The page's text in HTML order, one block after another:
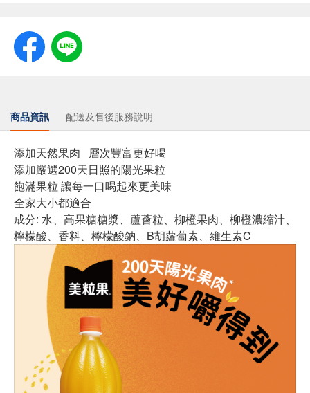
商品資訊 配送及售後服務說明
添加天然果肉 層次豐富更好喝
添加嚴選200天日照的陽光果粒
飽滿果粒 讓每一口喝起來更美味
全家大小都適合
成分: 水、高果糖糖漿、蘆薈粒、柳橙果肉、柳橙濃縮汁、
檸檬酸、香料、檸檬酸鈉、B胡蘿蔔素、維生素C